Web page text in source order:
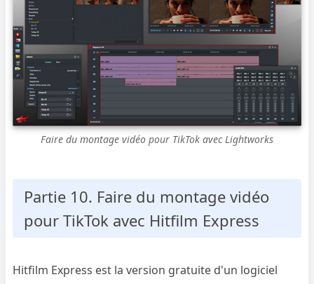
Faire du montage vidéo pour TikTok avec Lightworks
Partie 10. Faire du montage vidéo
pour TikTok avec Hitfilm Express
Hitfilm Express est la version gratuite d'un logiciel